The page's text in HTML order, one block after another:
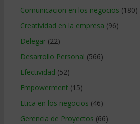
Comunicacion en los negocios (180)
Creatividad en la empresa (96)
Delegar(22)
Desarrollo Personal (566)
Efectividad (52)
Empowerment (15)
Etica en los negocios (46)
Gerencia de Proyectos (66)